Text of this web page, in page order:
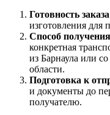
Готовность заказа
изготовления для
Способ
конкретная
из Барнаула или
области.
Подготовка к
и документы до
получателю.